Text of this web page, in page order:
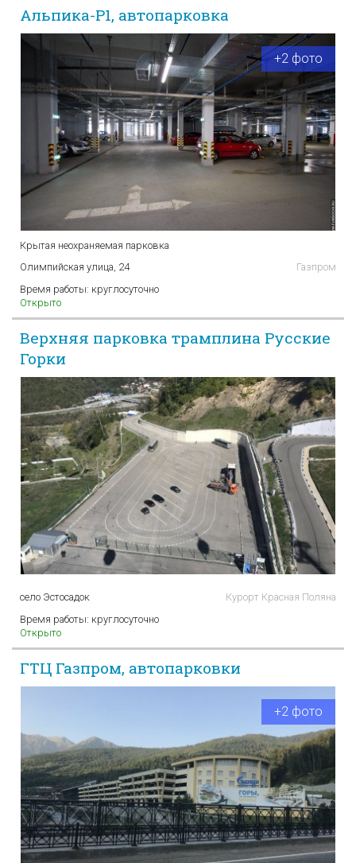
Альпика-P1, автопарковка
+2 фото
Крытая неохраняемая парковка
Олимпийская улица, 24
Газпром
Время работы: круглосуточно
Открыто
Верхняя парковка трамплина Русские
Горки
село Эстосадок
Курорт Красная Поляна
Время работы: круглосуточно
Открыто
ГТЦ Газпром, автопарковки
+2 фото